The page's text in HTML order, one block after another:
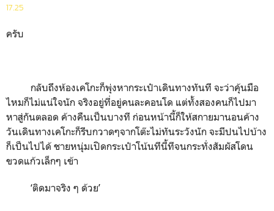
17.25
ครับ
กลับถึงห้องเคโกะก็พุ่งหากระเป๋าเดินทางทันที จะว่าคุ้นมือ
ไหมก็ไม่แน่ใจนัก จริงอยู่ที่อยู่คนละคอนโด แต่ทั้งสองคนก็ไปมา
หาสู่กันตลอด ค้างคืนเป็นบางที ก่อนหน้านี้ก็ให้สกายมานอนค้าง
วันเดินทางเคโกะก็รีบกวาดๆจากโต๊ะไม่ทันระวังนัก จะมีปนไปบ้าง
ก็เป็นไปได้ ชายหนุ่มเปิดกระเป๋าโน้นทีนี้ทีจนกระทั่งสัมผัสโดน
ขวดแก้วเล็กๆ เข้า
‘ติดมาจริง ๆ ด้วย’